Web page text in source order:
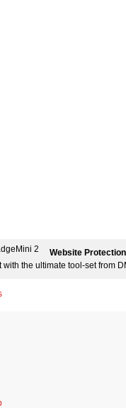
Website
the ultimate tool-set from